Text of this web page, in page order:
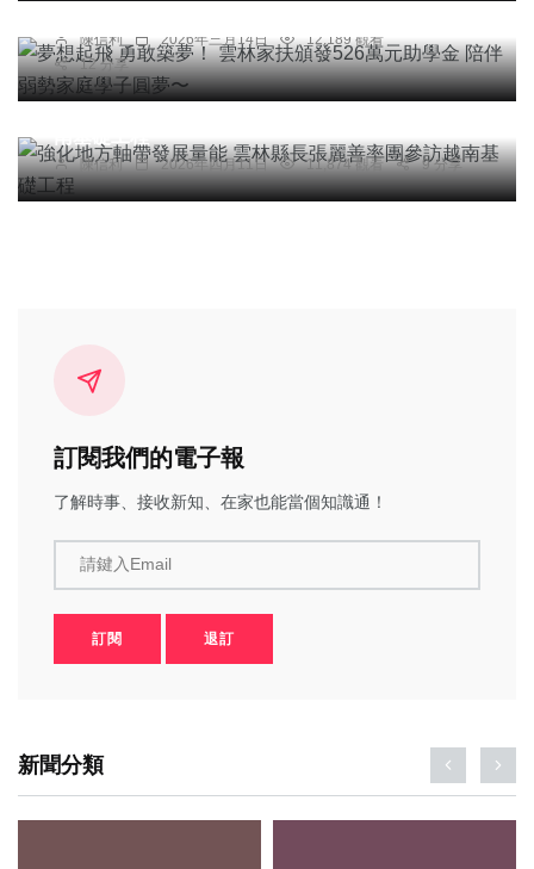
陳信利 2026年三月14日
12,189 觀看
12 分享
綜合新聞
強化地方軸帶發展量能 雲林縣長張麗善率團參訪越
陳信利 2026年四月11日 11,874 觀看 9 分享
訂閱我們的電子報
了解時事、接收新知、在家也能當個知識通！
請鍵入Email
訂閱 退訂
新聞分類